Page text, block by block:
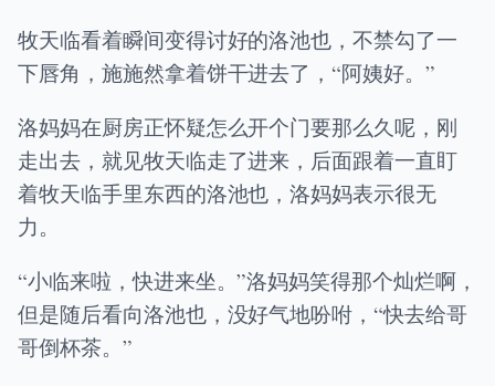
牧天临看着瞬间变得讨好的洛池也，不禁勾了一
下唇角，施施然拿着饼干进去了，“阿姨好。”
洛妈妈在厨房正怀疑怎么开个门要那么久呢，刚
走出去，就见牧天临走了进来，后面跟着一直盯
着牧天临手里东西的洛池也，洛妈妈表示很无
力。
“小临来啦，快进来坐。”洛妈妈笑得那个灿烂啊，
但是随后看向洛池也，没好气地吩咐，“快去给哥
哥倒杯茶。”